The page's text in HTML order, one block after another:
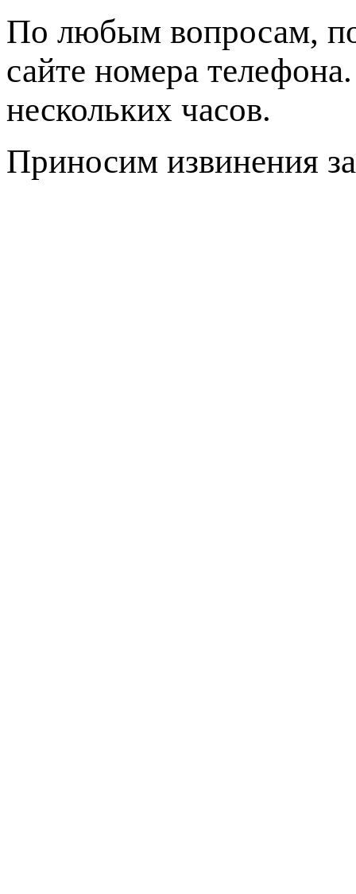
По любым вопросам,
сайте номера
нескольких часов.
Приносим извинения